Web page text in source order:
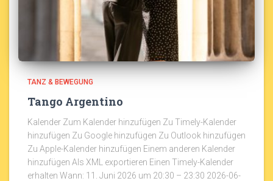
TANZ & BEWEGUNG
Tango Argentino
Kalender Zum Kalender hinzufügen Zu Timely-Kalender
hinzufügen Zu Google hinzufügen Zu Outlook hinzufügen
Zu Apple-Kalender hinzufügen Einem anderen Kalender
hinzufügen Als XML exportieren Einen Timely-Kalender
erhalten Wann: 11. Juni 2026 um 20:30 – 23:30 2026-06-